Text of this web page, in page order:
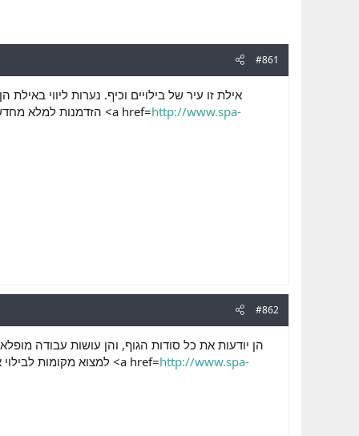
#861
אילת זו עיר של בילויים וכיף. נערות ליווי
הזדמנות למלא מחדש את המצברים. כולם מוזמנים לכאן, הגברים של רמת גן וכל מי שמבקר יודעת מה לעשות איתו. כל גבר <a href=http://www.spa-
#862
הן יודעות את כל סודות הגוף, והן עושות עבודה
למצוא מקומות לבילוי אינטימי ודיסקרטי כמעט בכל שכונה ובכל רחוב. ולא רק שהדירות נמצאות בכל מקום, דירות דיסקרטיות <a href=http://www.spa-